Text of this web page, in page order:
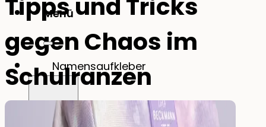
Menü
Namensaufkleber
0
Tipps und Tricks
gegen Chaos im
Schulranzen